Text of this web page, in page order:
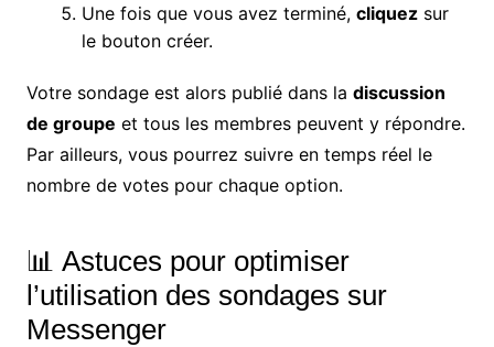
Une fois que vous avez terminé, cliquezsur
le bouton créer.
Votre sondage est alors publié dans la discussion
de groupe et tous les membres peuvent y répondre.
Par ailleurs, vous pourrez suivre en temps réel le
nombre de votes pour chaque option.
📊 Astuces pour optimiser
l’utilisation des sondages sur
Messenger